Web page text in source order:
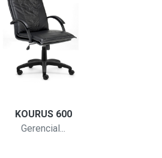
KOURUS 600
Gerencial...